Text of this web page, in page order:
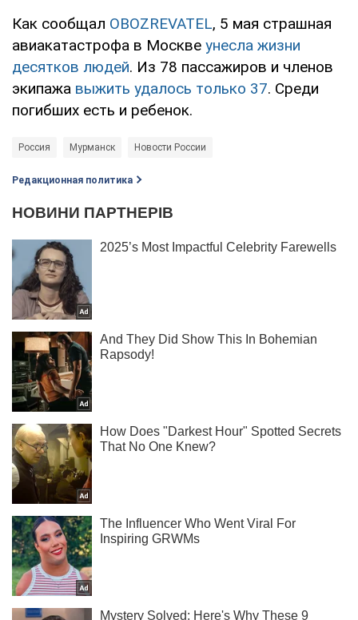
Как сообщал OBOZREVATEL, 5 мая страшная
авиакатастрофа в Москве унесла жизни
десятков людей. Из 78 пассажиров и членов
экипажа выжить удалось только 37. Среди
погибших есть и ребенок.
Россия Мурманск Новости России
Редакционная политика